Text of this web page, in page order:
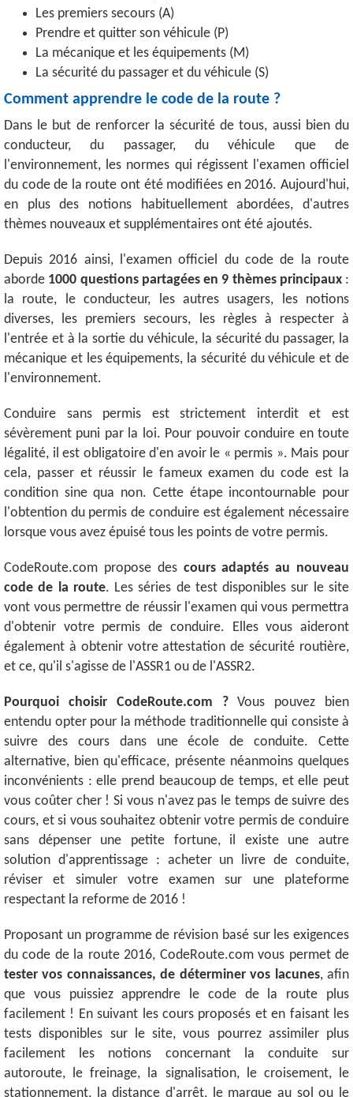
Les premiers secours (A)
Prendre et quitter son véhicule (P)
La mécanique et les équipements (M)
La sécurité du passager et du véhicule (S)
Comment apprendre le code de la route ?
Dans le but de renforcer la sécurité de tous, aussi bien du
conducteur, du passager, du véhicule que de
l'environnement, les normes qui régissent l'examen officiel
du code de la route ont été modifiées en 2016. Aujourd'hui,
en plus des notions habituellement abordées, d'autres
thèmes nouveaux et supplémentaires ont été ajoutés.
Depuis 2016 ainsi, l'examen officiel du code de la route
aborde 1000 questions partagées en 9 thèmes principaux:
la route, le conducteur, les autres usagers, les notions
diverses, les premiers secours, les règles à respecter à
l'entrée et à la sortie du véhicule, la sécurité du passager, la
mécanique et les équipements, la sécurité du véhicule et de
l'environnement.
Conduire sans permis est strictement interdit et est
sévèrement puni par la loi. Pour pouvoir conduire en toute
légalité, il est obligatoire d'en avoir le « permis ». Mais pour
cela, passer et réussir le fameux examen du code est la
condition sine qua non. Cette étape incontournable pour
l'obtention du permis de conduire est également nécessaire
lorsque vous avez épuisé tous les points de votre permis.
CodeRoute.com propose des cours adaptés au nouveau
code de la route. Les séries de test disponibles sur le site
vont vous permettre de réussir l'examen qui vous permettra
d'obtenir votre permis de conduire. Elles vous aideront
également à obtenir votre attestation de sécurité routière,
et ce, qu'il s'agisse de l'ASSR1 ou de l'ASSR2.
Pourquoi choisir CodeRoute.com ?Vous pouvez bien
entendu opter pour la méthode traditionnelle qui consiste à
suivre des cours dans une école de conduite. Cette
alternative, bien qu'efficace, présente néanmoins quelques
inconvénients : elle prend beaucoup de temps, et elle peut
vous coûter cher ! Si vous n'avez pas le temps de suivre des
cours, et si vous souhaitez obtenir votre permis de conduire
sans dépenser une petite fortune, il existe une autre
solution d'apprentissage : acheter un livre de conduite,
réviser et simuler votre examen sur une plateforme
respectant la reforme de 2016 !
Proposant un programme de révision basé sur les exigences
du code de la route 2016, CodeRoute.com vous permet de
tester vos connaissances, de déterminer vos lacunes, afin
que vous puissiez apprendre le code de la route plus
facilement ! En suivant les cours proposés et en faisant les
tests disponibles sur le site, vous pourrez assimiler plus
facilement les notions concernant la conduite sur
autoroute, le freinage, la signalisation, le croisement, le
stationnement, la distance d'arrêt, le marque au sol ou le